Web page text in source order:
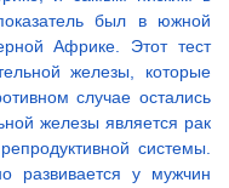
был в южной
Африке. Этот тест
железы, которые
случае остались
железы является рак
системы.
развивается у мужчин